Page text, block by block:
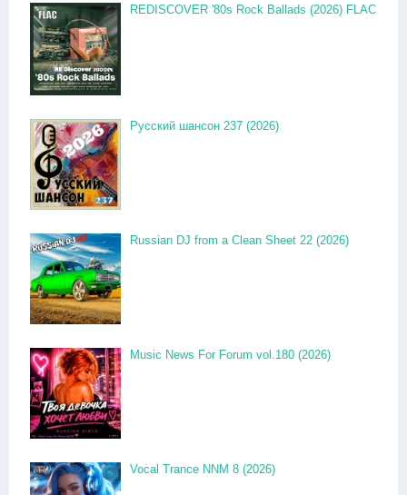
REDISCOVER '80s Rock Ballads (2026) FLAC
Русский шансон 237 (2026)
Russian DJ from a Clean Sheet 22 (2026)
Music News For Forum vol.180 (2026)
Vocal Trance NNM 8 (2026)